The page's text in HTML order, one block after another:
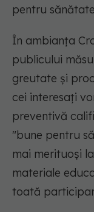
pentru
În ambianţa
publicului
greutate şi
cei interesaţi
preventivă
"bune pentru
mai merituoşi
materiale
toată